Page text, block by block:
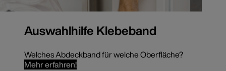
Auswahlhilfe Klebeband
Welches Abdeckband für welche Oberfläche?
Mehr erfahren!